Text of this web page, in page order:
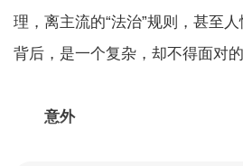
理，离主流的“法治”规则，甚至人
背后，是一个复杂，却不得面对的
意外